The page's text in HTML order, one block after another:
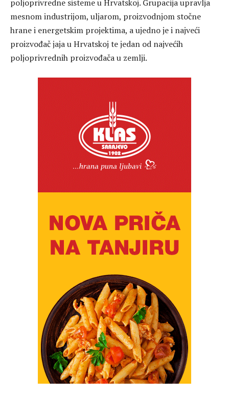
poljoprivredne sisteme u Hrvatskoj. Grupacija upravlja
mesnom industrijom, uljarom, proizvodnjom stočne
hrane i energetskim projektima, a ujedno je i najveći
proizvođač jaja u Hrvatskoj te jedan od najvećih
poljoprivrednih proizvođača u zemlji.